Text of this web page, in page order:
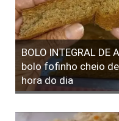
BOLO INTEGRAL DE
bolo fofinho cheio
hora do dia